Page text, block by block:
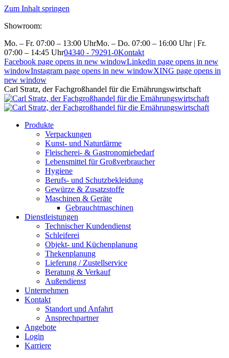
Zum Inhalt springen
Showroom:
Mo. – Fr. 07:00 – 13:00 UhrMo. – Do. 07:00 – 16:00 Uhr | Fr.
07:00 – 14:45 Uhr04340 - 79291-0Kontakt
Facebook page opens in new windowLinkedin page opens in new
windowInstagram page opens in new windowXING page opens in
new window
Carl Stratz, der Fachgroßhandel für die Ernährungswirtschaft
Produkte
Verpackungen
Kunst- und Naturdärme
Fleischerei- & Gastronomiebedarf
Lebensmittel für Großverbraucher
Hygiene
Berufs- und Schutzbekleidung
Gewürze & Zusatzstoffe
Maschinen & Geräte
Gebrauchtmaschinen
Dienstleistungen
Technischer Kundendienst
Schleiferei
Objekt- und Küchenplanung
Thekenplanung
Lieferung / Zustellservice
Beratung & Verkauf
Außendienst
Unternehmen
Kontakt
Standort und Anfahrt
Ansprechpartner
Angebote
Login
Karriere